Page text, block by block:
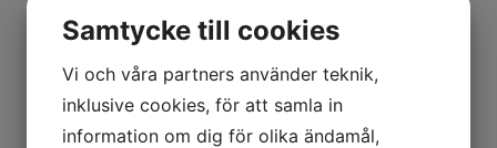
För besökare
Samtycke till cookies
Vi och våra partners använder teknik,
inklusive cookies, för att samla in
information om dig för olika ändamål,